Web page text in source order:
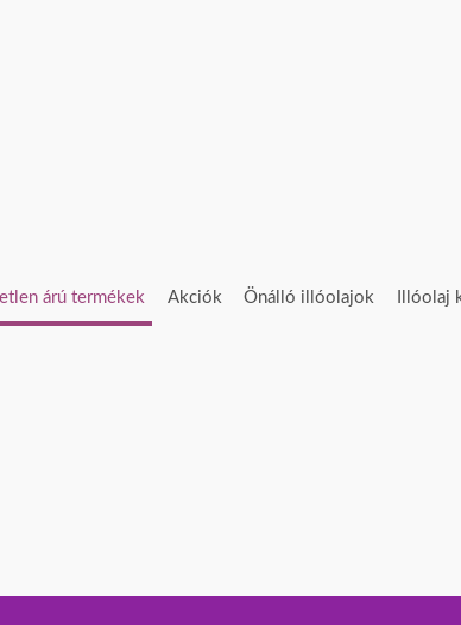
árú termékek Akciók Önálló illóolajok Illóolaj